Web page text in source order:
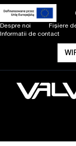
Despre noi Fișiere
Informatii de contact